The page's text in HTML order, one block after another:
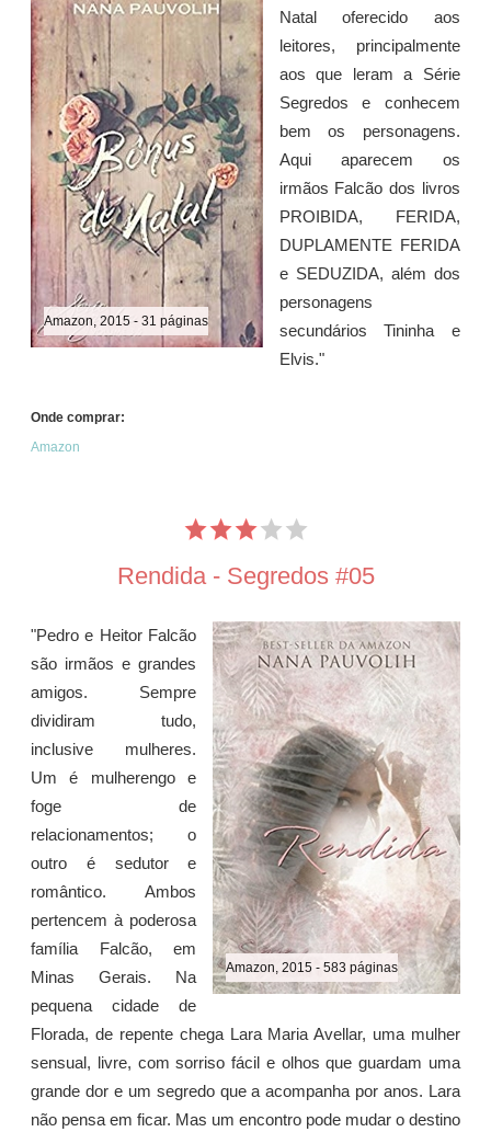
Amazon, 2015 - 31 páginas
Natal oferecido aos
leitores, principalmente
aos que leram a Série
Segredos e conhecem
bem os personagens.
Aqui aparecem os
irmãos Falcão dos livros
PROIBIDA, FERIDA,
DUPLAMENTE FERIDA
e SEDUZIDA, além dos
personagens
secundários Tininha e
Elvis."
Onde comprar:
Amazon
Rendida - Segredos #05
Amazon, 2015 - 583 páginas
"Pedro e Heitor Falcão
são irmãos e grandes
amigos. Sempre
dividiram tudo,
inclusive mulheres.
Um é mulherengo e
foge de
relacionamentos; o
outro é sedutor e
romântico. Ambos
pertencem à poderosa
família Falcão, em
Minas Gerais. Na
pequena cidade de
Florada, de repente chega Lara Maria Avellar, uma mulher
sensual, livre, com sorriso fácil e olhos que guardam uma
grande dor e um segredo que a acompanha por anos. Lara
não pensa em ficar. Mas um encontro pode mudar o destino